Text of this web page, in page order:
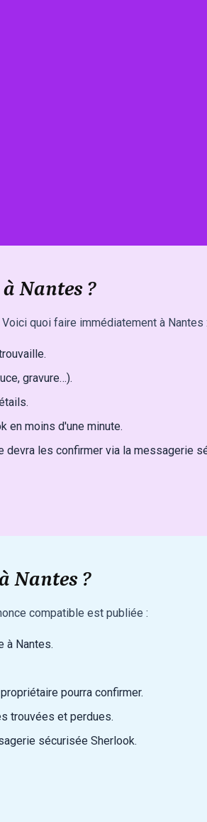
Nantes ?
quoi faire immédiatement à Nantes :
gravure…).
en moins d'une minute.
les confirmer via la messagerie
Nantes ?
compatible est publiée :
à Nantes.
pourra confirmer.
trouvées et perdues.
sécurisée Sherlook.